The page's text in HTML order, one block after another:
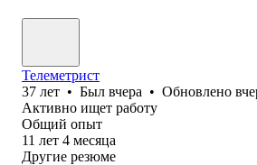
Телеметрист
37 лет • Был вчера • Обновлено
Активно ищет работу
Общий опыт
11 лет 4 месяца
Другие резюме